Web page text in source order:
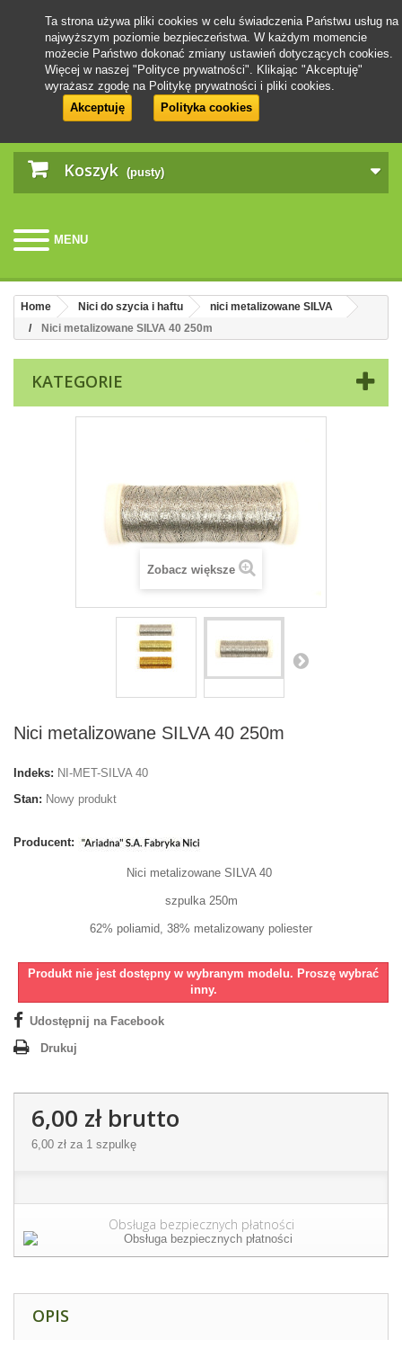
Koszyk (pusty)
MENU
Ta strona używa pliki cookies w celu świadczenia Państwu usług na
najwyższym poziomie bezpieczeństwa. W każdym momencie
możecie Państwo dokonać zmiany ustawień dotyczących cookies.
Więcej w naszej "Polityce prywatności". Klikając "Akceptuję"
wyrażasz zgodę na Politykę prywatności i pliki cookies.
Akceptuję
Polityka cookies
Home Nici do szycia i haftu
nici metalizowane SILVA
Nici metalizowane SILVA 40 250m
KATEGORIE
Zobacz większe
Nici metalizowane SILVA 40 250m
Indeks: NI-MET-SILVA 40
Stan: Nowy produkt
Producent:
Nici metalizowane SILVA 40
szpulka 250m
62% poliamid, 38% metalizowany poliester
Produkt nie jest dostępny w wybranym modelu. Proszę wybrać
inny.
Udostępnij na Facebook
Drukuj
6,00 złbrutto
6,00 zł za 1 szpulkę
Obsługa bezpiecznych płatności
OPIS